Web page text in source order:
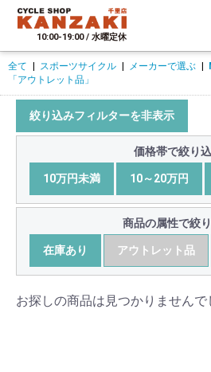
10:00-19:00 / 水曜定休
全て スポーツサイクル メーカーで選ぶ
「アウトレット品」
絞り込みフィルターを非表示
価格帯で絞り
10万円未満 10～20万円
商品の属性で絞
在庫あり アウトレット品
お探しの商品は見つかりませんで